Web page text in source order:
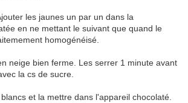
les jaunes un par un dans la
en ne mettant le suivant que quand le
homogénéisé.
neige bien ferme. Les serrer 1 minute avant
la cs de sucre.
et la mettre dans l'appareil chocolaté.